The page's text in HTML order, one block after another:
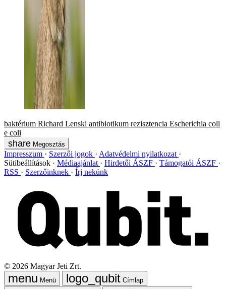
baktérium Richard Lenski antibiotikum rezisztencia Escherichia coli
e coli
Megosztás
Impresszum Szerzői jogok
Adatvédelmi nyilatkozat
Sütibeállítások
Médiaajánlat Hirdetői ÁSZF
Támogatói ÁSZF
RSS
Szerzőinknek Írj nekünk
© 2026 Magyar Jeti Zrt.
Menü
Címlap